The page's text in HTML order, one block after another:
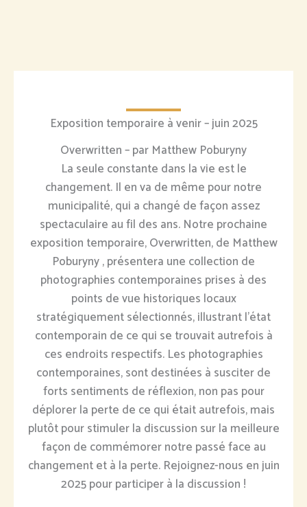
Exposition temporaire à venir – juin 2025
Overwritten – par Matthew Poburyny
La seule constante dans la vie est le
changement. Il en va de même pour notre
municipalité, qui a changé de façon assez
spectaculaire au fil des ans. Notre prochaine
exposition temporaire, Overwritten, de Matthew
Poburyny , présentera une collection de
photographies contemporaines prises à des
points de vue historiques locaux
stratégiquement sélectionnés, illustrant l'état
contemporain de ce qui se trouvait autrefois à
ces endroits respectifs. Les photographies
contemporaines, sont destinées à susciter de
forts sentiments de réflexion, non pas pour
déplorer la perte de ce qui était autrefois, mais
plutôt pour stimuler la discussion sur la meilleure
façon de commémorer notre passé face au
changement et à la perte. Rejoignez-nous en juin
2025 pour participer à la discussion !